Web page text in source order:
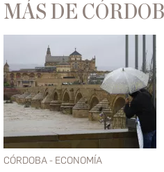
MÁS DE
CÓRDOBA - ECONOMÍA